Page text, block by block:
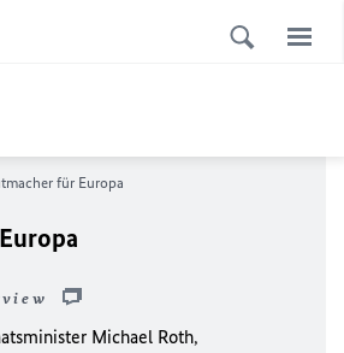
für Europa
Michael Roth,